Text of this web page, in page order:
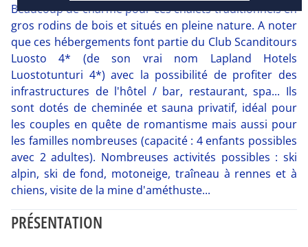
Beaucoup de charme pour ces chalets traditionnels en
gros rodins de bois et situés en pleine nature. A noter
que ces hébergements font partie du Club Scanditours
Luosto 4* (de son vrai nom Lapland Hotels
Luostotunturi 4*) avec la possibilité de profiter des
infrastructures de l'hôtel / bar, restaurant, spa... Ils
sont dotés de cheminée et sauna privatif, idéal pour
les couples en quête de romantisme mais aussi pour
les familles nombreuses (capacité : 4 enfants possibles
avec 2 adultes). Nombreuses activités possibles : ski
alpin, ski de fond, motoneige, traîneau à rennes et à
chiens, visite de la mine d'améthuste...
PRÉSENTATION